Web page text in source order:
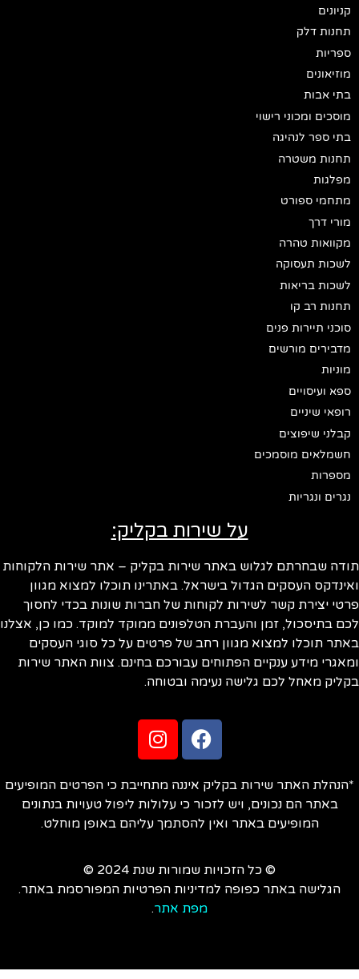
קניונים
תחנות דלק
ספריות
מוזיאונים
בתי אבות
מוסכים ומכוני רישוי
בתי ספר לנהיגה
תחנות משטרה
מפלגות
מתחמי ספורט
מורי דרך
מקוואות טהרה
לשכות תעסוקה
לשכות בריאות
תחנות רב קו
סוכני תיירות פנים
מדבירים מורשים
מוניות
ספא ועיסויים
רופאי שיניים
קבלני שיפוצים
חשמלאים מוסמכים
מספרות
נגרים ונגריות
על שירות בקליק:
שבחרתם לגלוש באתר שירות בקליק – אתר שירות הלקוחות
העסקים הגדול בישראל. באתרינו תוכלו למצוא מגוון
יצירת קשר לשירות לקוחות של חברות שונות בכדי לחסוך
בתיסכול, זמן והעברת הטלפונים ממוקד למוקד. כמו כן, אצלנו
תוכלו למצוא מגוון רחב של פרטים על כל סוגי העסקים
מידע ענקיים הפתוחים עבורכם בחינם. צוות האתר שירות
מאחל לכם גלישה נעימה ובטוחה.
האתר שירות בקליק איננה מתחייבת כי הפרטים המופיעים
באתר הם נכונים, ויש לזכור כי עלולות ליפול טעויות בנתונים
המופיעים באתר ואין להסתמך עליהם באופן מוחלט.
© כל הזכויות שמורות שנת 2024 ©
הגלישה באתר כפופה למדיניות הפרטיות המפורסמת באתר.
מפת אתר.